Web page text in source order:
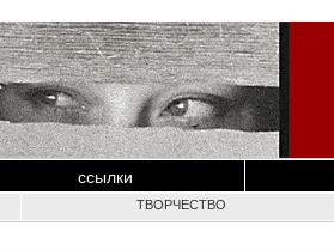
ссылки
ТВОРЧЕСТВО